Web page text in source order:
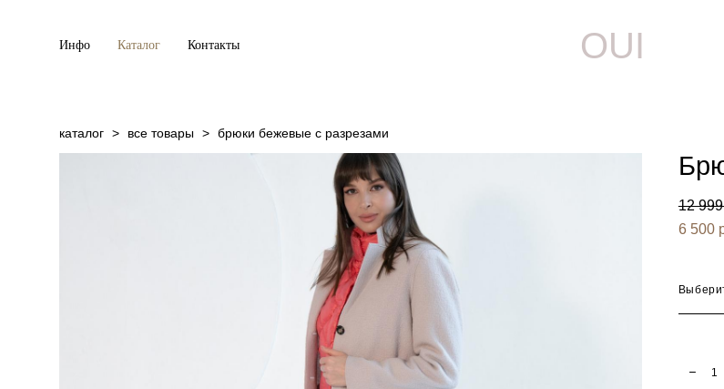
Инфо Каталог Контакты OUI
каталог > все товары > брюки бежевые с разрезами
12
6 500